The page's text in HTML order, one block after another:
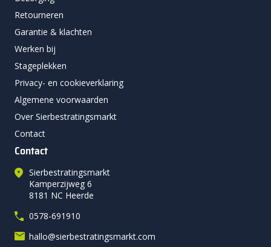
Retourneren
Garantie & klachten
Werken bij
Stageplekken
Privacy- en cookieverklaring
Algemene voorwaarden
Over Sierbestratingsmarkt
Contact
Contact
Sierbestratingsmarkt
Kamperzijweg 6
8181 NC Heerde
0578-691910
hallo@sierbestratingsmarkt.com